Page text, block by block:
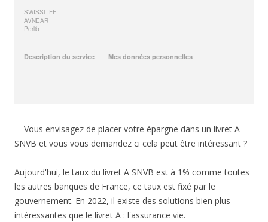
__ Vous envisagez de placer votre épargne dans un livret A
SNVB et vous vous demandez ci cela peut être intéressant ?
Aujourd'hui, le taux du livret A SNVB est à 1% comme toutes
les autres banques de France, ce taux est fixé par le
gouvernement. En 2022, il existe des solutions bien plus
intéressantes que le livret A : l'assurance vie.